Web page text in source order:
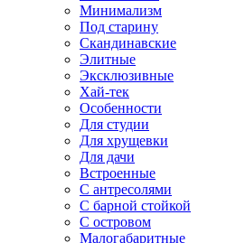
Минимализм
Под старину
Скандинавские
Элитные
Эксклюзивные
Хай-тек
Особенности
Для студии
Для хрущевки
Для дачи
Встроенные
С антресолями
С барной стойкой
С островом
Малогабаритные